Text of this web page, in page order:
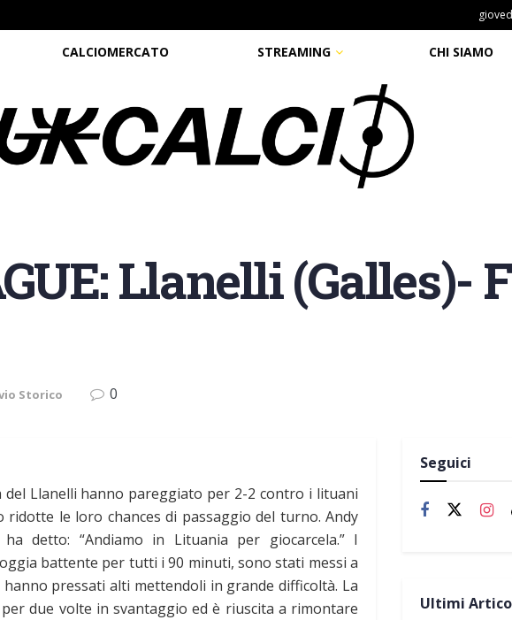
CALCIOMERCATO STREAMING CHI SIAMO
Llanelli (Galles)-
Storico 0
del Llanelli hanno pareggiato per 2-2 contro i lituani
ridotte le loro chances di passaggio del turno. Andy
ha detto: “Andiamo in Lituania per giocarcela.” I
battente per tutti i 90 minuti, sono stati messi a
pressati alti mettendoli in grande difficoltà. La
due volte in svantaggio ed è riuscita a rimontare
Seguici
Ultimi